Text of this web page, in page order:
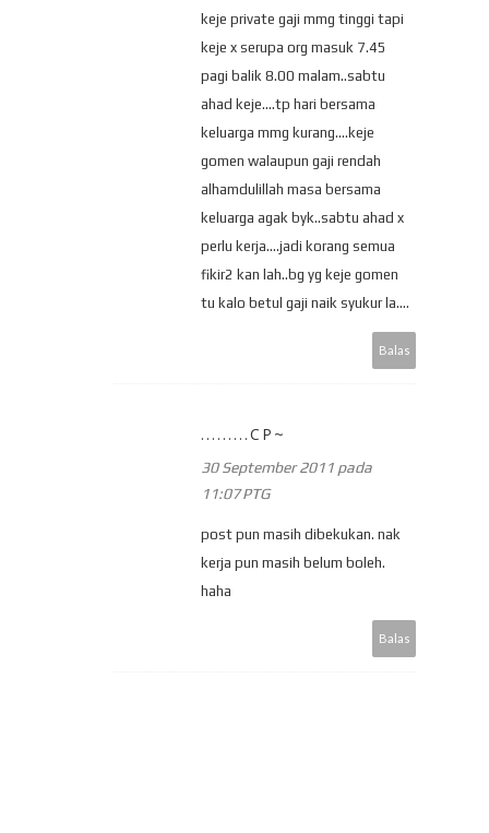
keje private gaji mmg tinggi tapi
keje x serupa org masuk 7.45
pagi balik 8.00 malam..sabtu
ahad keje....tp hari bersama
keluarga mmg kurang....keje
gomen walaupun gaji rendah
alhamdulillah masa bersama
keluarga agak byk..sabtu ahad x
perlu kerja....jadi korang semua
fikir2 kan lah..bg yg keje gomen
tu kalo betul gaji naik syukur la....
Balas
.........CP~
30 September 2011 pada
11:07 PTG
post pun masih dibekukan. nak
kerja pun masih belum boleh.
haha
Balas